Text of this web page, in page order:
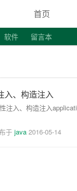
说易事
首页
软件 留言本
入、构造注入
注入、构造注入
于 java 2016-05-14